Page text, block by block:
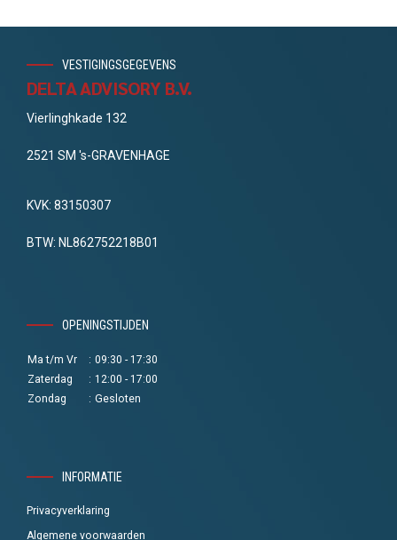
VESTIGINGSGEGEVENS
DELTA ADVISORY B.V.
Vierlinghkade 132
2521 SM 's-GRAVENHAGE
KVK: 83150307
BTW: NL862752218B01
OPENINGSTIJDEN
Ma t/m Vr : 09:30 - 17:30
Zaterdag
: 12:00 - 17:00
Zondag
: Gesloten
INFORMATIE
Privacyverklaring
Algemene voorwaarden